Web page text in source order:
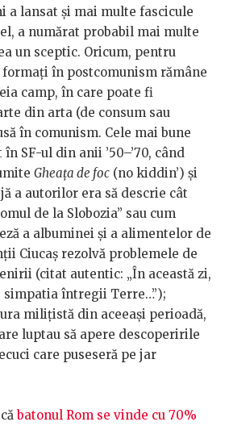
a lansat și mai multe fascicule
a numărat probabil mai multe
un sceptic. Oricum, pentru
în postcomunism rămâne
camp, în care poate fi
din arta (de consum sau
în comunism. Cele mai bune
SF-ul din anii ’50–’70, când
Gheața de foc (no kiddin’) și
a autorilor era să descrie cât
de la Slobozia” sau cum
a albuminei și a alimentelor de
Ciucaș rezolvă problemele de
(citat autentic: „În această zi,
simpatia întregii Terre…”);
milițistă din aceeași perioadă,
luptau să apere descoperirile
care puseseră pe jar
căbatonul Rom se vinde cu 70%